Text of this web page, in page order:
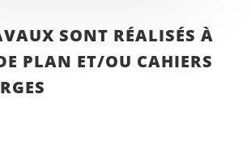
SONT RÉALISÉS À
PLAN ET/OU CAHIERS